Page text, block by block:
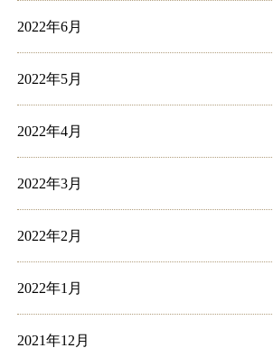
2022年6月
2022年5月
2022年4月
2022年3月
2022年2月
2022年1月
2021年12月